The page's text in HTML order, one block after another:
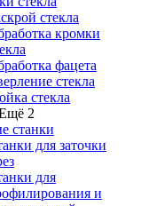
стекла
кромки
фацета
стекла
стекла
2
станки
для заточки
для
и